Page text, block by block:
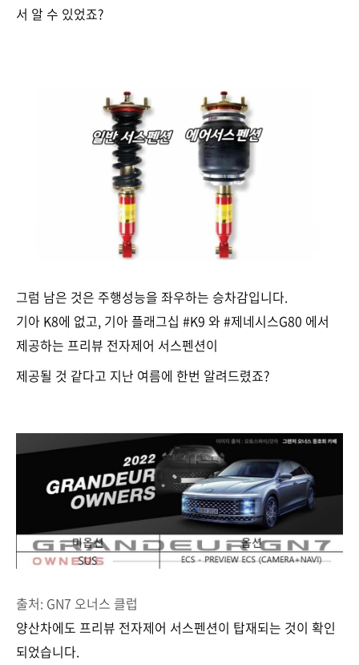
서 알 수 있었죠?
그럼 남은 것은 주행성능을 좌우하는 승차감입니다.
기아 K8에 없고, 기아 플래그십 #K9 와 #제네시스G80 에서
제공하는 프리뷰 전자제어 서스펜션이
제공될 것 같다고 지난 여름에 한번 알려드렸죠?
출처: GN7 오너스 클럽
양산차에도 프리뷰 전자제어 서스펜션이 탑재되는 것이 확인
되었습니다.